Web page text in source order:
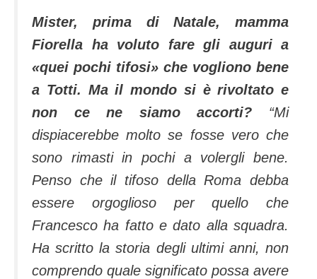
Mister, prima di Natale, mamma
Fiorella ha voluto fare gli auguri a
«quei pochi tifosi» che vogliono bene
a Totti. Ma il mondo si è rivoltato e
non ce ne siamo accorti? “Mi
dispiacerebbe molto se fosse vero che
sono rimasti in pochi a volergli bene.
Penso che il tifoso della Roma debba
essere orgoglioso per quello che
Francesco ha fatto e dato alla squadra.
Ha scritto la storia degli ultimi anni, non
comprendo quale significato possa avere